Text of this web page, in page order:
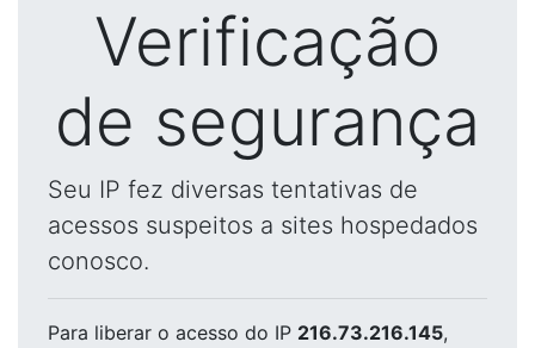
Verificação
de segurança
Seu IP fez diversas tentativas de
acessos suspeitos a sites hospedados
conosco.
Para liberar o acesso do IP 216.73.216.145,